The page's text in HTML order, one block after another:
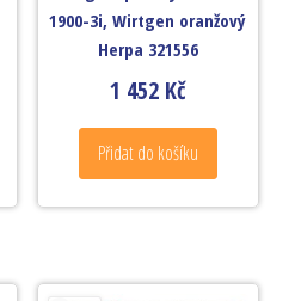
1900-3i, Wirtgen oranžový
Herpa 321556
1 452 Kč
Přidat do košíku